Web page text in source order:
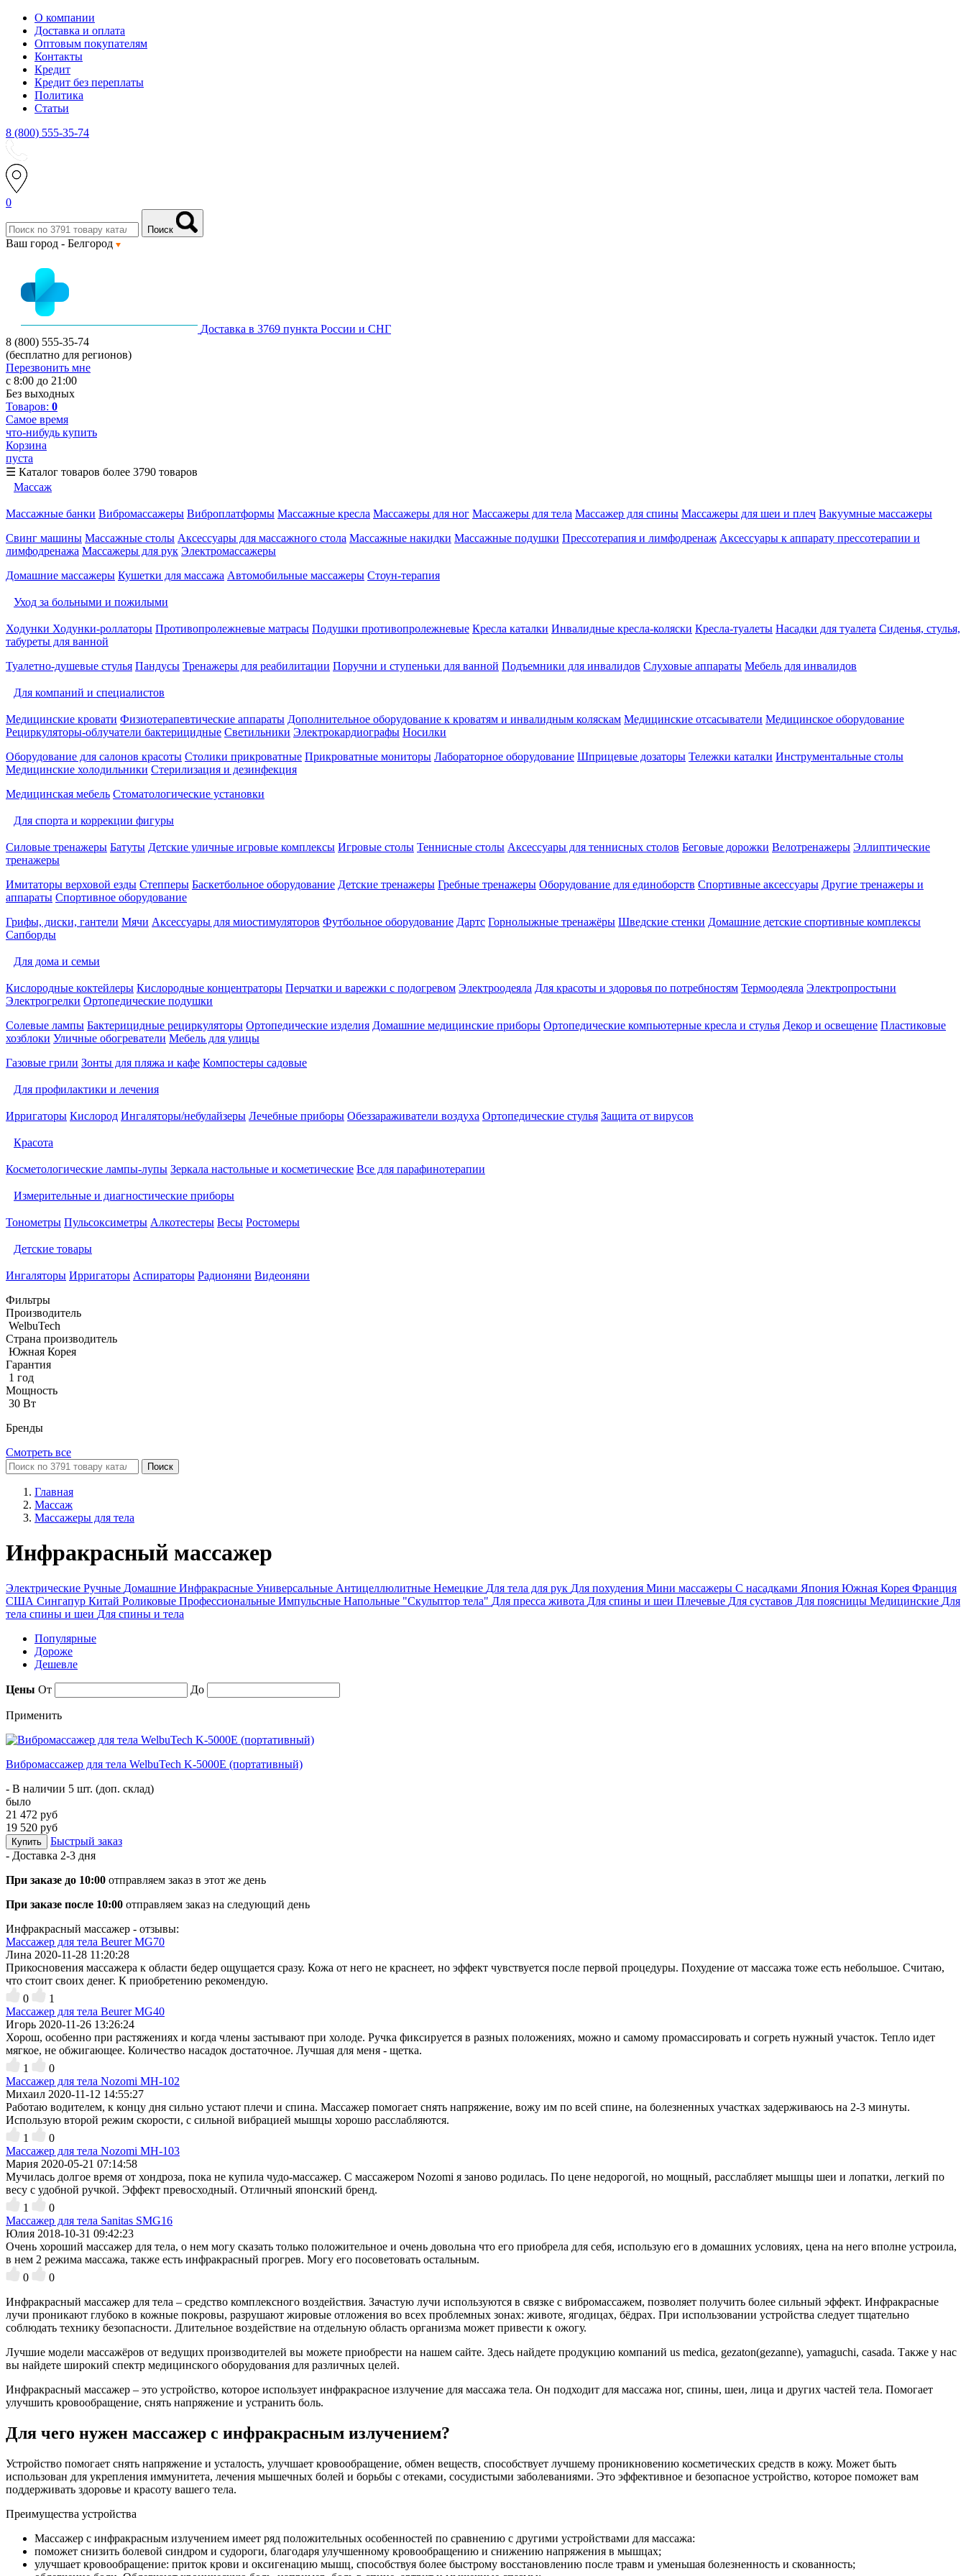
О компании
Доставка и оплата
Оптовым покупателям
Контакты
Кредит
Кредит без переплаты
Политика
Статьи
8 (800) 555-35-74
0
Поиск
Ваш город - Белгород
Доставка в 3769 пункта России и СНГ
8 (800) 555-35-74
(бесплатно для регионов)
Перезвонить мне
с 8:00 до 21:00
Без выходных
Товаров: 0
Самое время
что-нибудь купить
Корзина
пуста
☰ Каталог товаров более 3790 товаров
Массаж
Массажные банки Вибромассажеры Виброплатформы Массажные кресла Массажеры для ног Массажеры для тела Массажер для спины Массажеры для шеи и плеч Вакуумные массажеры
Свинг машины Массажные столы Аксессуары для массажного стола Массажные накидки Массажные подушки Прессотерапия и лимфодренаж Аксессуары к аппарату прессотерапии и
лимфодренажа Массажеры для рук Электромассажеры
Домашние массажеры Кушетки для массажа Автомобильные массажеры Стоун-терапия
Уход за больными и пожилыми
Ходунки Ходунки-роллаторы Противопролежневые матрасы Подушки противопролежневые Кресла каталки Инвалидные кресла-коляски Кресла-туалеты Насадки для туалета Сиденья, стулья,
табуреты для ванной
Туалетно-душевые стулья Пандусы Тренажеры для реабилитации Поручни и ступеньки для ванной Подъемники для инвалидов Слуховые аппараты Мебель для инвалидов
Для компаний и специалистов
Медицинские кровати Физиотерапевтические аппараты Дополнительное оборудование к кроватям и инвалидным коляскам Медицинские отсасыватели Медицинское оборудование
Рециркуляторы-облучатели бактерицидные Светильники Электрокардиографы Носилки
Оборудование для салонов красоты Столики прикроватные Прикроватные мониторы Лабораторное оборудование Шприцевые дозаторы Тележки каталки Инструментальные столы
Медицинские холодильники Стерилизация и дезинфекция
Медицинская мебель Стоматологические установки
Для спорта и коррекции фигуры
Силовые тренажеры Батуты Детские уличные игровые комплексы Игровые столы Теннисные столы Аксессуары для теннисных столов Беговые дорожки Велотренажеры Эллиптические
тренажеры
Имитаторы верховой езды Степперы Баскетбольное оборудование Детские тренажеры Гребные тренажеры Оборудование для единоборств Спортивные аксессуары Другие тренажеры и
аппараты Спортивное оборудование
Грифы, диски, гантели Мячи Аксессуары для миостимуляторов Футбольное оборудование Дартс Горнолыжные тренажёры Шведские стенки Домашние детские спортивные комплексы
Сапборды
Для дома и семьи
Кислородные коктейлеры Кислородные концентраторы Перчатки и варежки с подогревом Электроодеяла Для красоты и здоровья по потребностям Термоодеяла Электропростыни
Электрогрелки Ортопедические подушки
Солевые лампы Бактерицидные рециркуляторы Ортопедические изделия Домашние медицинские приборы Ортопедические компьютерные кресла и стулья Декор и освещение Пластиковые
хозблоки Уличные обогреватели Мебель для улицы
Газовые грили Зонты для пляжа и кафе Компостеры садовые
Для профилактики и лечения
Ирригаторы Кислород Ингаляторы/небулайзеры Лечебные приборы Обеззараживатели воздуха Ортопедические стулья Защита от вирусов
Красота
Косметологические лампы-лупы Зеркала настольные и косметические Все для парафинотерапии
Измерительные и диагностические приборы
Тонометры Пульсоксиметры Алкотестеры Весы Ростомеры
Детские товары
Ингаляторы Ирригаторы Аспираторы Радионяни Видеоняни
Фильтры
Производитель
WelbuTech
Страна производитель
Южная Корея
Гарантия
1 год
Мощность
30 Вт
Бренды
Смотреть все
Поиск
Главная
Массаж
Массажеры для тела
Инфракрасный массажер
Электрические Ручные Домашние Инфракрасные Универсальные Антицеллюлитные Немецкие Для тела для рук Для похудения Мини массажеры С насадками Япония Южная Корея Франция
США Сингапур Китай Роликовые Профессиональные Импульсные Напольные "Скульптор тела" Для пресса живота Для спины и шеи Плечевые Для суставов Для поясницы Медицинские Для
тела спины и шеи Для спины и тела
Популярные
Дороже
Дешевле
Цены От До
Применить
Вибромассажер для тела WelbuTech K-5000E (портативный)
- В наличии 5 шт. (доп. склад)
было
21 472 руб
19 520 руб
Купить
Быстрый заказ
- Доставка 2-3 дня
При заказе до 10:00 отправляем заказ в этот же день
При заказе после 10:00 отправляем заказ на следующий день
Инфракрасный массажер - отзывы:
Массажер для тела Beurer MG70
Лина 2020-11-28 11:20:28
Прикосновения массажера к области бедер ощущается сразу. Кожа от него не краснеет, но эффект чувствуется после первой процедуры. Похудение от массажа тоже есть небольшое. Считаю,
что стоит своих денег. К приобретению рекомендую.
0
1
Массажер для тела Beurer MG40
Игорь 2020-11-26 13:26:24
Хорош, особенно при растяжениях и когда члены застывают при холоде. Ручка фиксируется в разных положениях, можно и самому промассировать и согреть нужный участок. Тепло идет
мягкое, не обжигающее. Количество насадок достаточное. Лучшая для меня - щетка.
1
0
Массажер для тела Nozomi MH-102
Михаил 2020-11-12 14:55:27
Работаю водителем, к концу дня сильно устают плечи и спина. Массажер помогает снять напряжение, вожу им по всей спине, на болезненных участках задерживаюсь на 2-3 минуты.
Использую второй режим скорости, с сильной вибрацией мышцы хорошо расслабляются.
1
0
Массажер для тела Nozomi MH-103
Мария 2020-05-21 07:14:58
Мучилась долгое время от хондроза, пока не купила чудо-массажер. С массажером Nozomi я заново родилась. По цене недорогой, но мощный, расслабляет мышцы шеи и лопатки, легкий по
весу с удобной ручкой. Эффект превосходный. Отличный японский бренд.
1
0
Массажер для тела Sanitas SMG16
Юлия 2018-10-31 09:42:23
Очень хороший массажер для тела, о нем могу сказать только положительное и очень довольна что его приобрела для себя, использую его в домашних условиях, цена на него вполне устроила,
в нем 2 режима массажа, также есть инфракрасный прогрев. Могу его посоветовать остальным.
0
0
Инфракрасный массажер для тела – средство комплексного воздействия. Зачастую лучи используются в связке с вибромассажем, позволяет получить более сильный эффект. Инфракрасные
лучи проникают глубоко в кожные покровы, разрушают жировые отложения во всех проблемных зонах: животе, ягодицах, бёдрах. При использовании устройства следует тщательно
соблюдать технику безопасности. Длительное воздействие на отдельную область организма может привести к ожогу.
Лучшие модели массажёров от ведущих производителей вы можете приобрести на нашем сайте. Здесь найдете продукцию компаний us medica, gezaton(gezanne), yamaguchi, casada. Также у нас
вы найдете широкий спектр медицинского оборудования для различных целей.
Инфракрасный массажер – это устройство, которое использует инфракрасное излучение для массажа тела. Он подходит для массажа ног, спины, шеи, лица и других частей тела. Помогает
улучшить кровообращение, снять напряжение и устранить боль.
Для чего нужен массажер с инфракрасным излучением?
Устройство помогает снять напряжение и усталость, улучшает кровообращение, обмен веществ, способствует лучшему проникновению косметических средств в кожу. Может быть
использован для укрепления иммунитета, лечения мышечных болей и борьбы с отеками, сосудистыми заболеваниями. Это эффективное и безопасное устройство, которое поможет вам
поддерживать здоровье и красоту вашего тела.
Преимущества устройства
Массажер с инфракрасным излучением имеет ряд положительных особенностей по сравнению с другими устройствами для массажа:
поможет снизить болевой синдром и судороги, благодаря улучшенному кровообращению и снижению напряжения в мышцах;
улучшает кровообращение: приток крови и оксигенацию мышц, способствуя более быстрому восстановлению после травм и уменьшая болезненность и скованность;